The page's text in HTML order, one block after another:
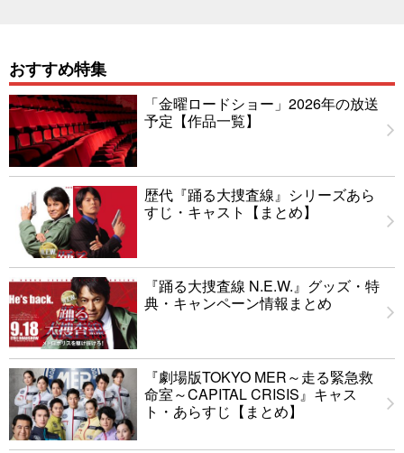
おすすめ特集
「金曜ロードショー」2026年の放送
予定【作品一覧】
歴代『踊る大捜査線』シリーズあら
すじ・キャスト【まとめ】
『踊る大捜査線 N.E.W.』グッズ・特
典・キャンペーン情報まとめ
『劇場版TOKYO MER～走る緊急救
命室～CAPITAL CRISIS』キャス
ト・あらすじ【まとめ】